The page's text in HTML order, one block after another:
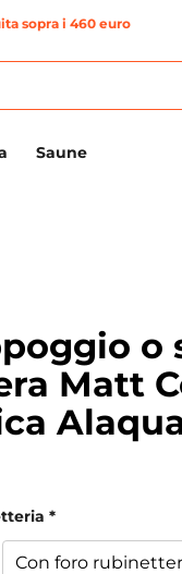
sopra i 460 euro
Saune
o
Matt
*
Con foro